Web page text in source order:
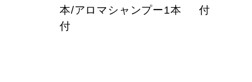
本/アロマシャンプー1本
付
付